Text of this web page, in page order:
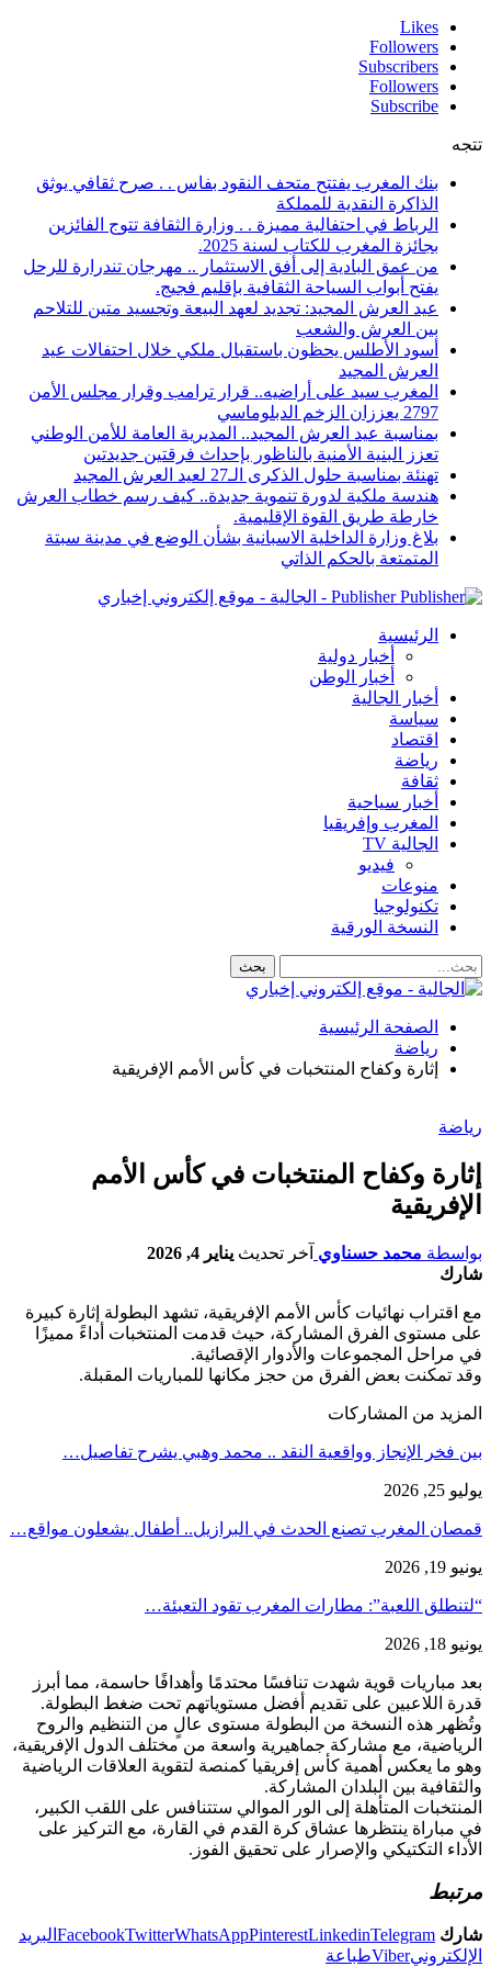
Likes
Followers
Subscribers
Followers
Subscribe
تتجه
بنك المغرب يفتتح متحف النقود بفاس . . صرح ثقافي يوثق
الذاكرة النقدية للمملكة
الرباط في احتفالية مميزة . . وزارة الثقافة تتوج الفائزين
بجائزة المغرب للكتاب لسنة 2025.
من عمق البادية إلى أفق الاستثمار .. مهرجان تندرارة للرحل
يفتح أبواب السياحة الثقافية بإقليم فجيج.
عيد العرش المجيد: تجديد لعهد البيعة وتجسيد متين للتلاحم
بين العرش والشعب
أسود الأطلس يحظون باستقبال ملكي خلال احتفالات عيد
العرش المجيد
المغرب سيد على أراضيه.. قرار ترامب وقرار مجلس الأمن
2797 يعززان الزخم الدبلوماسي
بمناسبة عيد العرش المجيد.. المديرية العامة للأمن الوطني
تعزز البنية الأمنية بالناظور بإحداث فرقتين جديدتين
تهنئة بمناسبة حلول الذكرى الـ27 لعيد العرش المجيد
هندسة ملكية لدورة تنموية جديدة.. كيف رسم خطاب العرش
خارطة طريق القوة الإقليمية.
بلاغ وزارة الداخلية الاسبانية بشأن الوضع في مدينة سبتة
المتمتعة بالحكم الذاتي
Publisher - الجالية - موقع إلكتروني إخباري
الرئيسية
أخبار دولية
أخبار الوطن
أخبار الجالية
سياسة
اقتصاد
رياضة
ثقافة
أخبار سياحية
المغرب وإفريقيا
الجالية TV
فيديو
منوعات
تكنولوجيا
النسخة الورقية
الصفحة الرئيسية
رياضة
إثارة وكفاح المنتخبات في كأس الأمم الإفريقية
رياضة
إثارة وكفاح المنتخبات في كأس الأمم
الإفريقية
بواسطة محمد حسناوي آخر تحديث يناير 4, 2026
شارك
مع اقتراب نهائيات كأس الأمم الإفريقية، تشهد البطولة إثارة كبيرة
على مستوى الفرق المشاركة، حيث قدمت المنتخبات أداءً مميزًا
في مراحل المجموعات والأدوار الإقصائية.
وقد تمكنت بعض الفرق من حجز مكانها للمباريات المقبلة.
المزيد من المشاركات
بين فخر الإنجاز وواقعية النقد .. محمد وهبي يشرح تفاصيل…
يوليو 25, 2026
قمصان المغرب تصنع الحدث في البرازيل.. أطفال يشعلون مواقع…
يونيو 19, 2026
“لتنطلق اللعبة”: مطارات المغرب تقود التعبئة…
يونيو 18, 2026
بعد مباريات قوية شهدت تنافسًا محتدمًا وأهدافًا حاسمة، مما أبرز
قدرة اللاعبين على تقديم أفضل مستوياتهم تحت ضغط البطولة.
وتُظهر هذه النسخة من البطولة مستوى عالٍ من التنظيم والروح
الرياضية، مع مشاركة جماهيرية واسعة من مختلف الدول الإفريقية،
وهو ما يعكس أهمية كأس إفريقيا كمنصة لتقوية العلاقات الرياضية
والثقافية بين البلدان المشاركة.
المنتخبات المتأهلة إلى الور الموالي ستتنافس على اللقب الكبير،
في مباراة ينتظرها عشاق كرة القدم في القارة، مع التركيز على
الأداء التكتيكي والإصرار على تحقيق الفوز.
مرتبط
شارك FacebookTwitterWhatsAppPinterestLinkedinTelegram
البريد
الإلكترونيViberطباعة